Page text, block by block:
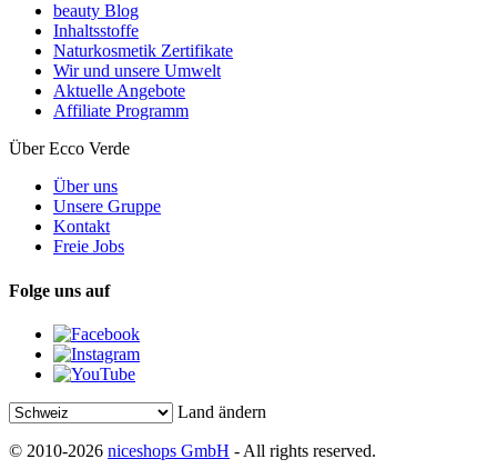
beauty Blog
Inhaltsstoffe
Naturkosmetik Zertifikate
Wir und unsere Umwelt
Aktuelle Angebote
Affiliate Programm
Über Ecco Verde
Über uns
Unsere Gruppe
Kontakt
Freie Jobs
Folge uns auf
Land ändern
© 2010-2026 niceshops GmbH - All rights reserved.